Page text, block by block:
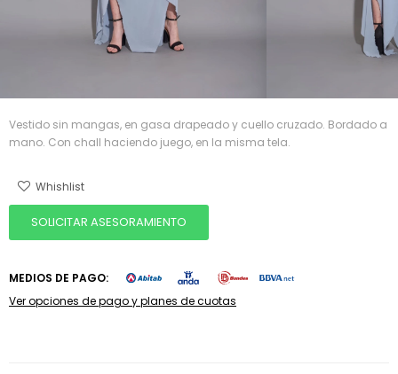
Vestido sin mangas, en gasa drapeado y cuello cruzado. Bordado a
mano. Con chall haciendo juego, en la misma tela.
SOLICITAR ASESORAMIENTO
MEDIOS DE PAGO:
Ver opciones de pago y planes de cuotas